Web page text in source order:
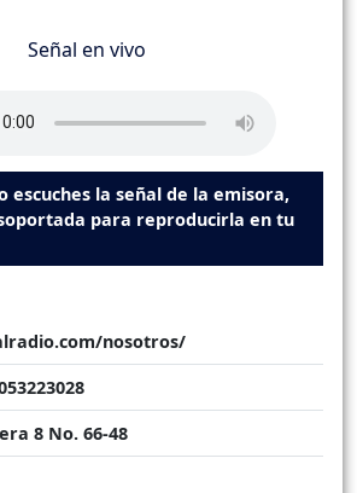
Señal en vivo
escuches la señal de la emisora,
para reproducirla en tu
nosotros/
8 No. 66-48